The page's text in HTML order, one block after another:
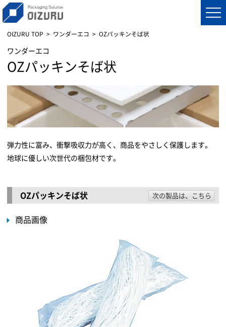
OIZURU TOP ワンダーエコ OZパッキンそば状
ワンダーエコ
OZパッキンそば状
弾力性に富み、衝撃吸収力が高く、商品をやさしく保護します。
地球に優しい次世代の梱包材です。
OZパッキンそば状 次の製品は、こちら
商品画像